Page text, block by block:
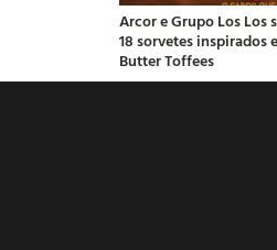
Arcor e Grupo Los Los
18 sorvetes inspirados
Butter Toffees